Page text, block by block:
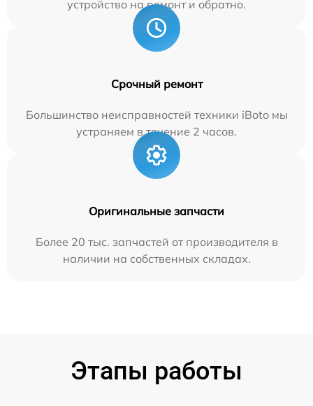
устройство на ремонт и обратно.
Срочный ремонт
Большинство неисправностей техники iBoto мы
устраняем в течение 2 часов.
Оригинальные запчасти
Более 20 тыс. запчастей от производителя в
наличии на собственных складах.
Этапы работы